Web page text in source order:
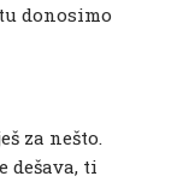
donosimo
za nešto.
dešava, ti